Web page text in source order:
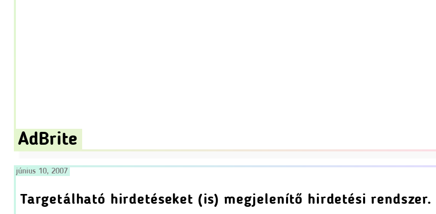
AdBrite
június 10, 2007
Targetálható hirdetéseket (is) megjelenítő hirdetési rendszer.